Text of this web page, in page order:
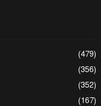
(479)
(356)
(352)
(167)